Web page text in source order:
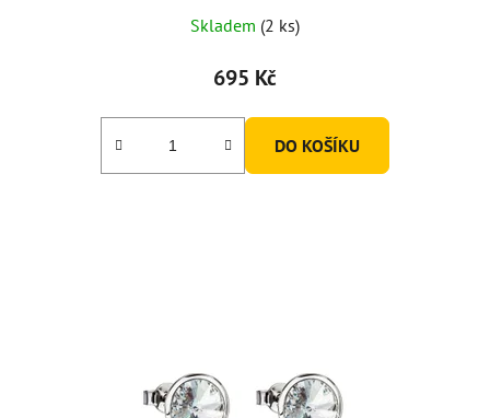
Skladem (2 ks)
695 Kč
DO KOŠÍKU